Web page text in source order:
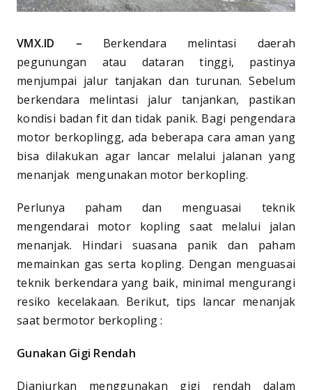
VMX.ID – Berkendara melintasi daerah
pegunungan atau dataran tinggi, pastinya
menjumpai jalur tanjakan dan turunan. Sebelum
berkendara melintasi jalur tanjankan, pastikan
kondisi badan fit dan tidak panik. Bagi pengendara
motor berkoplingg, ada beberapa cara aman yang
bisa dilakukan agar lancar melalui jalanan yang
menanjak mengunakan motor berkopling.
Perlunya paham dan menguasai teknik
mengendarai motor kopling saat melalui jalan
menanjak. Hindari suasana panik dan paham
memainkan gas serta kopling. Dengan menguasai
teknik berkendara yang baik, minimal mengurangi
resiko kecelakaan. Berikut, tips lancar menanjak
saat bermotor berkopling :
Gunakan Gigi Rendah
Dianjurkan menggunakan gigi rendah dalam